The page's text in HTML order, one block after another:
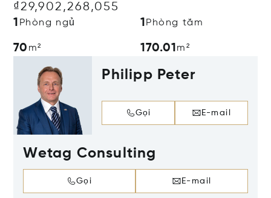
₫29,902,268,055
1 Phòng ngủ 1 Phòng tắm
70 m² 170.01m²
Philipp Peter
Gọi E-mail
Wetag Consulting
Gọi E-mail